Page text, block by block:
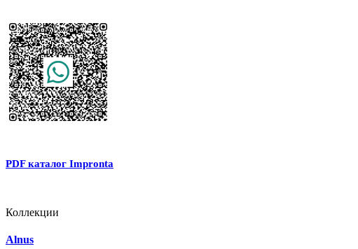
PDF каталог Impronta
Коллекции
Alnus